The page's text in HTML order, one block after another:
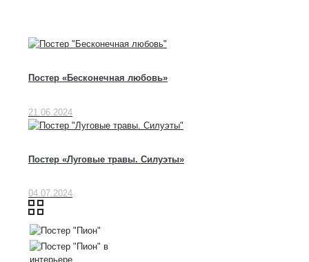
Постер «Бесконечная любовь»
21.06.2024
Постер «Луговые травы. Силуэты»
04.07.2024